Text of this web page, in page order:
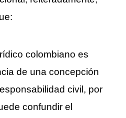
colombiano es
de una concepción
civil, por
confundir el